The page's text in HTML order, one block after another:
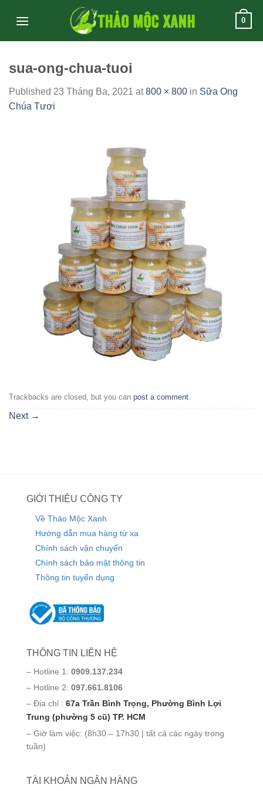
0
sua-ong-chua-tuoi
Published 23 Tháng Ba, 2021 at800 × 800 in Sữa Ong
Chúa Tươi
Trackbacks are closed, but you can post a comment.
Next →
GIỚI THIỆU CÔNG TY
Về Thảo Mộc Xanh
Hướng dẫn mua hàng từ xa
Chính sách vận chuyển
Chính sách bảo mật thông tin
Thông tin tuyển dụng
THÔNG TIN LIÊN HỆ
– Hotline 1: 0909.137.234
– Hotline 2: 097.661.8106
– Địa chỉ : 67a Trần Bình Trọng, Phường Bình Lợi
Trung (phường 5 cũ) TP. HCM
– Giờ làm việc: (8h30 – 17h30 | tất cả các ngày trong
tuần)
TÀI KHOẢN NGÂN HÀNG